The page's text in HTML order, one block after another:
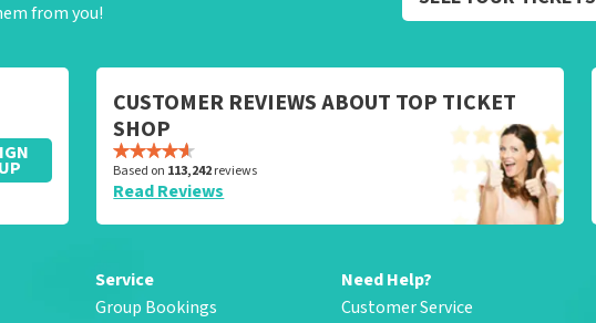
from you!
UP
CUSTOMER REVIEWS ABOUT TOP TICKET
SHOP
Based on 113,242reviews
Read Reviews
Service
Group Bookings
Need Help?
Customer Service